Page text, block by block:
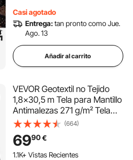
Casi agotado
Entrega:tan pronto como Jue.
Ago. 13
Añadir al carrito
VEVOR Geotextil no Tejido
1,8x30,5 m Tela para Mantillo
Antimalezas 271 g/m² Tela
Permeable Resistente al
Desgarro para Pasarelas
para Sistemas de Drenaje,
Paisajismo, Cobertura del
(664)
6990€
1.1K+ Vistas Recientes